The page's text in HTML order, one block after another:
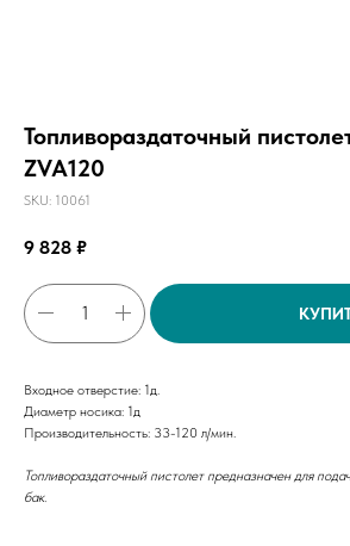
Топливораздаточный
ZVA120
SKU: 10061
9 828 ₽
Входное отверстие: 1д.
Диаметр носика: 1д
Производительность: 33-120 л/мин.
Топливораздаточный пистолет предназначен для
бак.